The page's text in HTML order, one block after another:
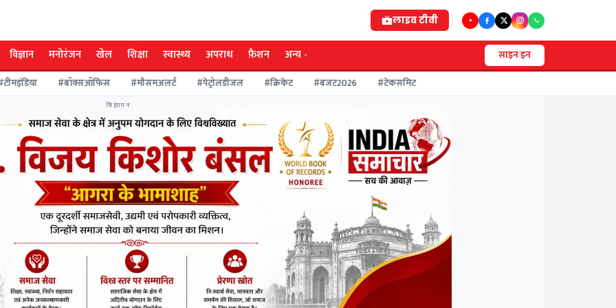
लाइवटीवी
विज्ञान मनोरंजन खेल शिक्षा स्वास्थ्य अपराध फ़ैशन अन्य
साइन इन
#बॉक्सऑफिस #मौसमअलर्ट #पेट्रोलडीजल #क्रिकेट #बजट2026 #टेकसमिट
विज्ञापन